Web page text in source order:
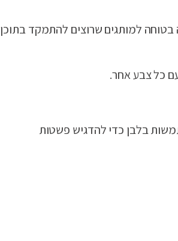
בטוחה למותגים שרוצים להתמקד בתוכן
כל צבע אחר.
בלבן כדי להדגיש פשטות